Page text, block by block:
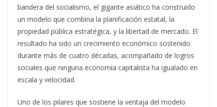
bandera del socialismo, el gigante asiático ha construido
un modelo que combina la planificación estatal, la
propiedad pública estratégica, y la libertad de mercado. El
resultado ha sido un crecimiento económico sostenido
durante más de cuatro décadas, acompañado de logros
sociales que ninguna economía capitalista ha igualado en
escala y velocidad.
Uno de los pilares que sostiene la ventaja del modelo